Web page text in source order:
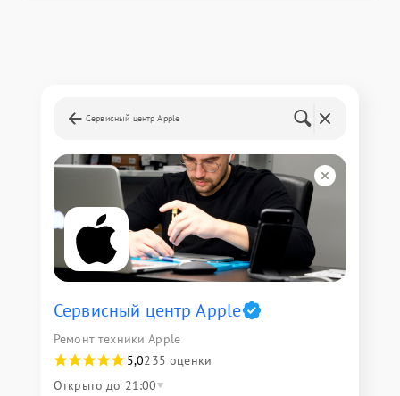
Сервисный центр Apple
Сервисный центр Apple
Ремонт техники Apple
5,0235 оценки
Открыто до 21:00